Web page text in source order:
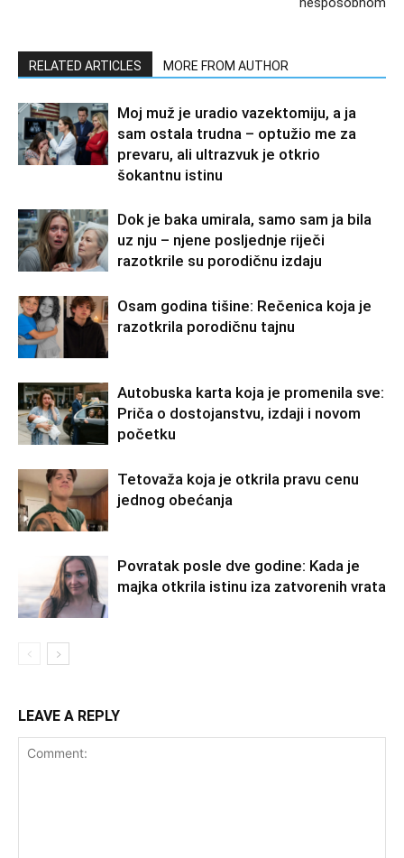
RELATED ARTICLES MORE FROM AUTHOR
Moj muž je uradio vazektomiju, a ja
sam ostala trudna – optužio me za
prevaru, ali ultrazvuk je otkrio
šokantnu istinu
Dok je baka umirala, samo sam ja bila
uz nju – njene posljednje riječi
razotkrile su porodičnu izdaju
Osam godina tišine: Rečenica koja je
razotkrila porodičnu tajnu
Autobuska karta koja je promenila sve:
Priča o dostojanstvu, izdaji i novom
početku
Tetovaža koja je otkrila pravu cenu
jednog obećanja
Povratak posle dve godine: Kada je
majka otkrila istinu iza zatvorenih vrata
LEAVE A REPLY